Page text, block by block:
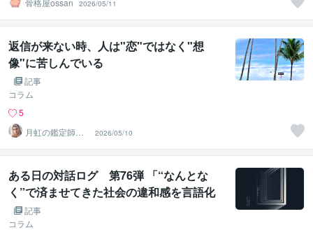
骨格屋ossan 2026/05/11
返信が来ない時、人は"恋"ではなく"想
像"に苦しんでいる
記事
コラム
5
月虹の鑑定師｜
祥明 （しょうめ
い）
2026/05/10
ある日の対話ログ 第76弾 「“なんとな
く”で済ませてきた社会の違和感を言語化
する」
記事
コラム